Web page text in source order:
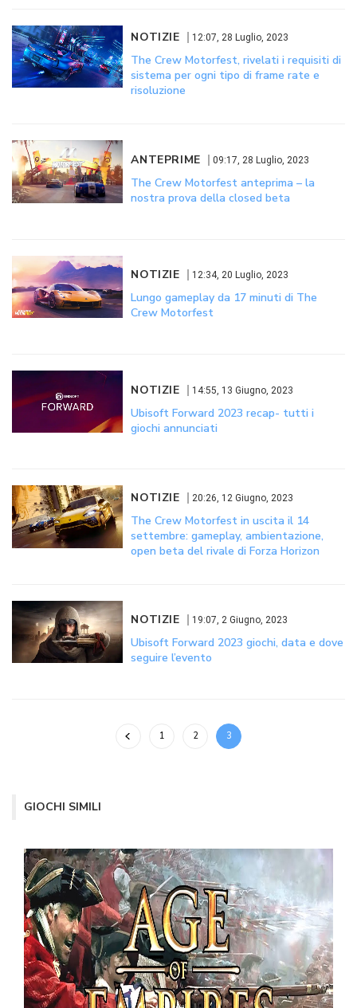
NOTIZIE 12:07, 28 Luglio, 2023
The Crew Motorfest, rivelati i requisiti di
sistema per ogni tipo di frame rate e
risoluzione
ANTEPRIME 09:17, 28 Luglio, 2023
The Crew Motorfest anteprima – la
nostra prova della closed beta
NOTIZIE 12:34, 20 Luglio, 2023
Lungo gameplay da 17 minuti di The
Crew Motorfest
NOTIZIE 14:55, 13 Giugno, 2023
Ubisoft Forward 2023 recap- tutti i
giochi annunciati
NOTIZIE 20:26, 12 Giugno, 2023
The Crew Motorfest in uscita il 14
settembre: gameplay, ambientazione,
open beta del rivale di Forza Horizon
NOTIZIE 19:07, 2 Giugno, 2023
Ubisoft Forward 2023 giochi, data e dove
seguire l’evento
1 2 3
GIOCHI SIMILI